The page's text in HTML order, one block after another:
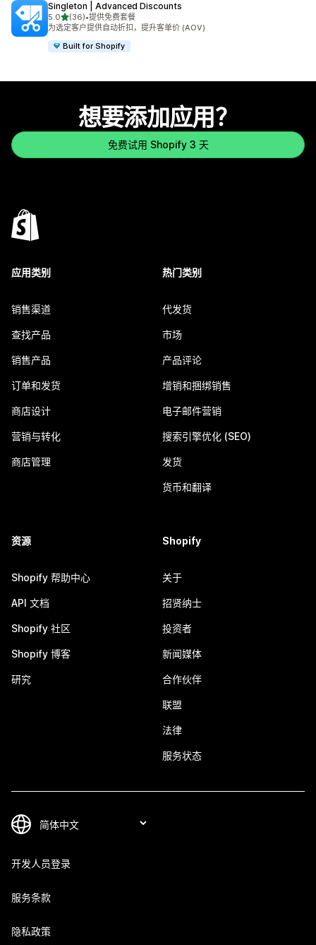
Singleton | Advanced Discounts
5.0星（满分 5 星）
(36)
总共 36 条评论
•提供免费套餐
为选定客户提供自动折扣，提升客单价 (AOV)
Built for Shopify
想要添加应用？
免费试用 Shopify 3 天
应用类别
销售渠道
查找产品
销售产品
订单和发货
商店设计
营销与转化
商店管理
热门类别
代发货
市场
产品评论
增销和捆绑销售
电子邮件营销
搜索引擎优化 (SEO)
发货
货币和翻译
资源
Shopify 帮助中心
API 文档
Shopify 社区
Shopify 博客
研究
Shopify
关于
招贤纳士
投资者
新闻媒体
合作伙伴
联盟
法律
服务状态
开发人员登录
服务条款
隐私政策